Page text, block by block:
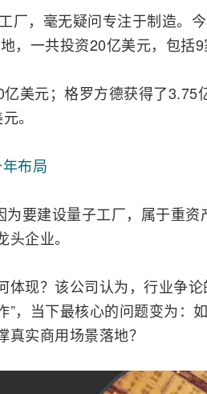
厂，毫无疑问专注于制造。
，一共投资20亿美元，包括9
亿美元；格罗方德获得了3.75
。
布局
要建设量子工厂，属于重
企业。
体现？该公司认为，行业争
”，当下最核心的问题变为：
实商用场景落地？